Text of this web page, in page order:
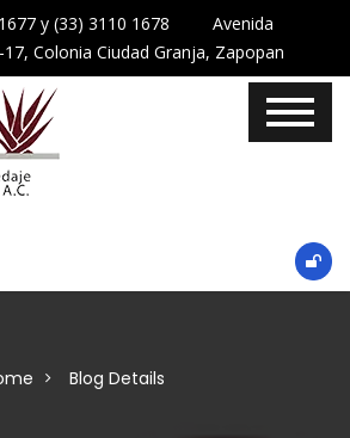
1677 y (33) 3110 1678 Avenida
Colonia Ciudad Granja, Zapopan
Blog Details